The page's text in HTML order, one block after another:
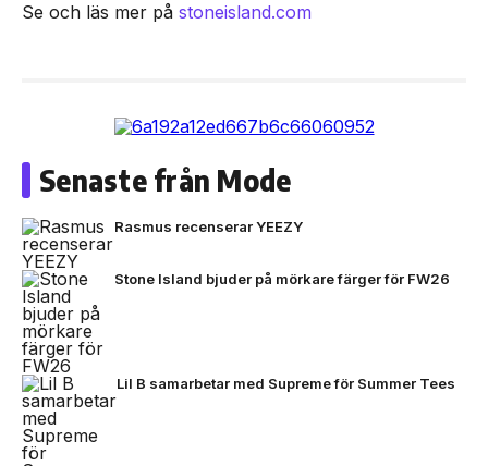
Se och läs mer på stoneisland.com
Senaste från Mode
Rasmus recenserar YEEZY
Stone Island bjuder på mörkare färger för FW26
Lil B samarbetar med Supreme för Summer Tees